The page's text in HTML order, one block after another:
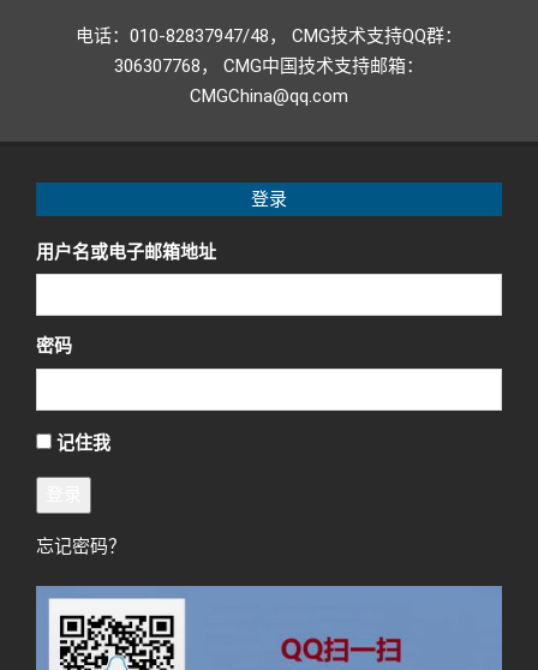
电话：010-82837947/48， CMG技术支持QQ群：
306307768， CMG中国技术支持邮箱：
CMGChina@qq.com
登录
用户名或电子邮箱地址
密码
记住我
忘记密码？